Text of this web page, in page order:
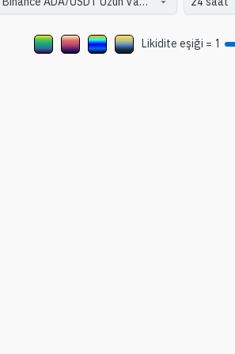
Likidite eşiği = 1